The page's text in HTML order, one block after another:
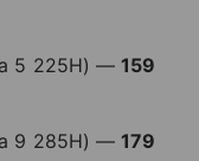
5 225H) — 159
9 285H) — 179